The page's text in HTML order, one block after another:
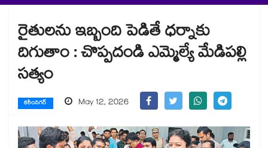
రైతులను ఇబ్బంది పెడితే ధర్నాకు
దిగుతాం : చొప్పదండి ఎమ్మెల్యే మేడిపల్లి
సత్యం
కరీంనగర్ May 12, 2026